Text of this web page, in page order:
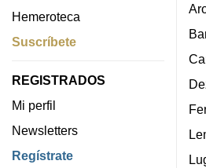
Hemeroteca
Suscríbete
REGISTRADOS
Mi perfil
Newsletters
Regístrate